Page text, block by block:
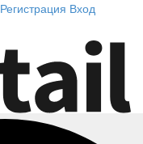
Регистрация Вход